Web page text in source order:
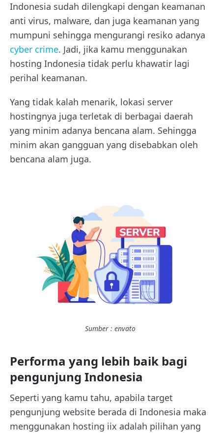
Indonesia sudah dilengkapi dengan keamanan
anti virus, malware, dan juga keamanan yang
mumpuni sehingga mengurangi resiko adanya
cyber crime. Jadi, jika kamu menggunakan
hosting Indonesia tidak perlu khawatir lagi
perihal keamanan.
Yang tidak kalah menarik, lokasi server
hostingnya juga terletak di berbagai daerah
yang minim adanya bencana alam. Sehingga
minim akan gangguan yang disebabkan oleh
bencana alam juga.
Sumber : envato
Performa yang lebih baik bagi
pengunjung Indonesia
Seperti yang kamu tahu, apabila target
pengunjung website berada di Indonesia maka
menggunakan hosting iix adalah pilihan yang